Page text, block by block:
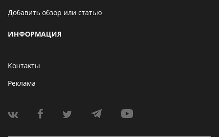
Добавить обзор или статью
ИНФОРМАЦИЯ
Контакты
Реклама